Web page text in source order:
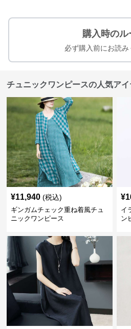
購入時のル
必ず購入前にお読み
チュニックワンピースの人気アイ
¥11,940 (税込)
ギンガムチェック重ね着風チュ
ニックワンピース
¥
イ
ン